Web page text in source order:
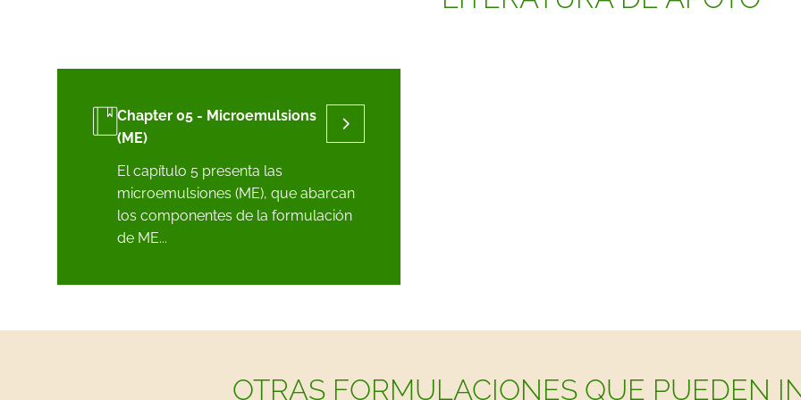
Chapter 05 - Microemulsions
(ME)
El capítulo 5 presenta las
microemulsiones (ME), que abarcan
los componentes de la formulación
de ME...
OTRAS FORMULACIONES QUE PUEDEN